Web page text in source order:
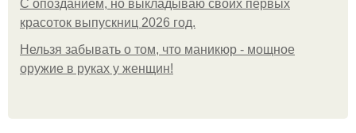
С опозданием, но выкладываю своих первых
красоток выпускниц 2026 год.
Нельзя забывать о том, что маникюр - мощное
оружие в руках у женщин!